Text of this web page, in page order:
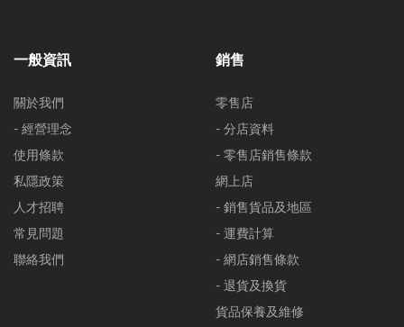
一般資訊
關於我們
- 經營理念
使用條款
私隱政策
人才招聘
常見問題
聯絡我們
銷售
零售店
- 分店資料
- 零售店銷售條款
網上店
- 銷售貨品及地區
- 運費計算
- 網店銷售條款
- 退貨及換貨
貨品保養及維修